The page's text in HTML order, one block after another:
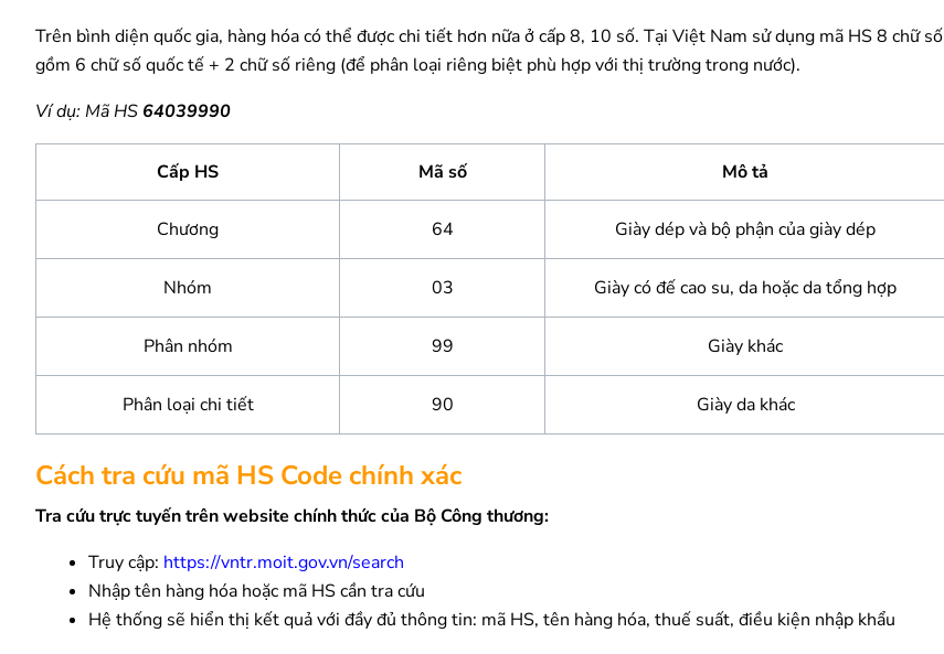
Trên bình diện quốc gia, hàng hóa có thể được chi tiết hơn nữa ở cấp 8, 10 số. Tại Việt Nam sử dụng mã HS 8 chữ số
gồm 6 chữ số quốc tế + 2 chữ số riêng (để phân loại riêng biệt phù hợp với thị trường trong nước).
Ví dụ: Mã HS 64039990
Cấp HS Mã số Mô tả
Chương 64 Giày dép và bộ phận của giày dép
Nhóm 03 Giày có đế cao su, da hoặc da tổng hợp
Phân nhóm 99 Giày khác
Phân loại chi tiết 90 Giày da khác
Cách tra cứu mã HS Code chính xác
Tra cứu trực tuyến trên website chính thức của Bộ Công thương:
Truy cập: https://vntr.moit.gov.vn/search
Nhập tên hàng hóa hoặc mã HS cần tra cứu
Hệ thống sẽ hiển thị kết quả với đầy đủ thông tin: mã HS, tên hàng hóa, thuế suất, điều kiện nhập khẩu